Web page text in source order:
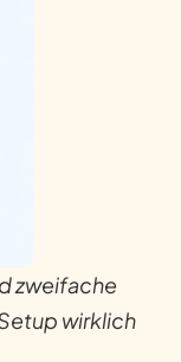
zweifache
wirklich